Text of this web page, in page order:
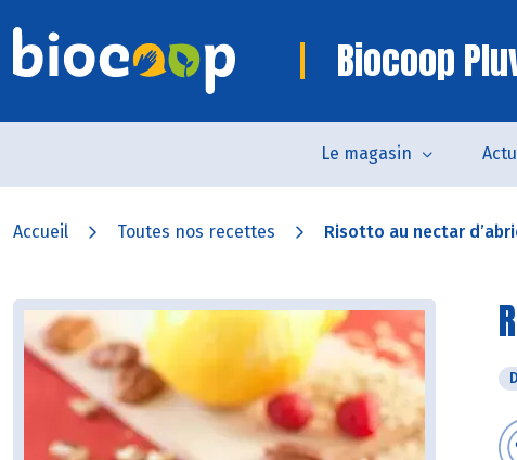
Biocoop
Le magasin
Accueil Toutes nos recettes Risotto au nectar